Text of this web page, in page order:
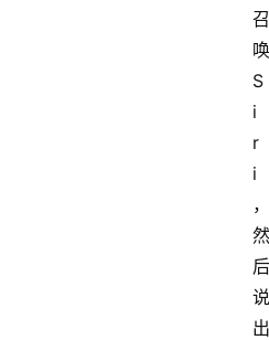
召
唤
S
i
r
i
，
然
后
说
出